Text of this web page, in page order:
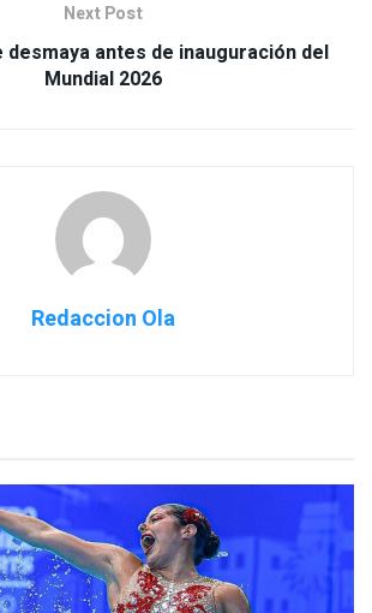
Next Post
antes de inauguración del
Mundial 2026
Redaccion Ola